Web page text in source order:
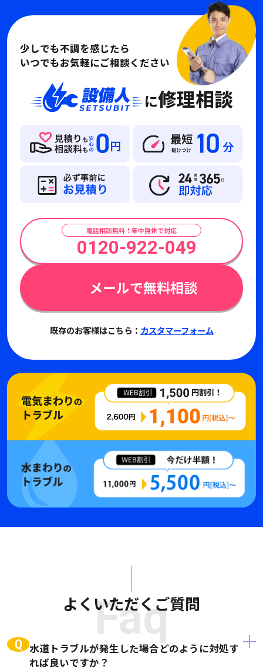
少しでも不調を感じたら
いつでもお気軽にご相談ください
に修理相談
電話相談無料！年中無休で対応
0120-922-049
メールで無料相談
既存のお客様はこちら： カスタマーフォーム
Faq
よくいただくご質問
Q 水道トラブルが発生した場合どのように対処す
れば良いですか？